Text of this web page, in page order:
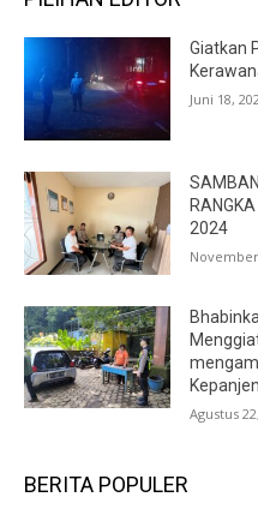
Giatkan
Juni 18,
2024
Kepanjen
Agustus
BERITA POPULER